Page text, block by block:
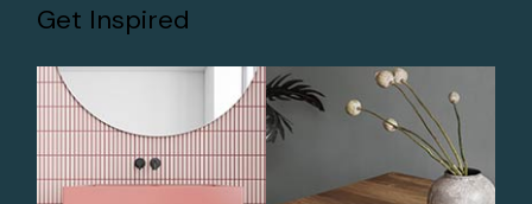
Get Inspired